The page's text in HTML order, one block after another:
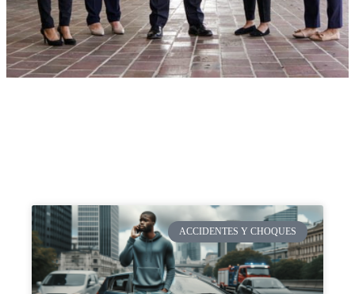
ACCIDENTES Y CHOQUES